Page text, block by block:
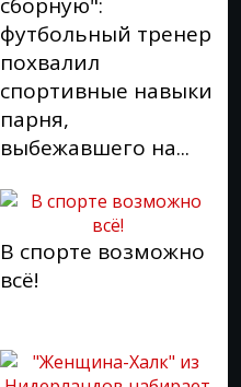
футбольный тренер
похвалил
спортивные навыки
парня,
выбежавшего на...
В спорте возможно
всё!